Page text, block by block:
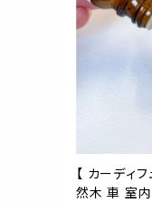
【 カーディ
然木 車 室